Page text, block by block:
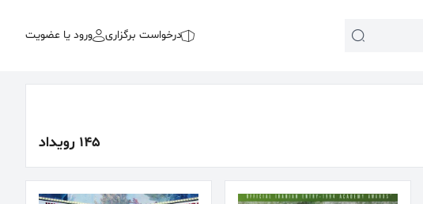
درخواست برگزاری ورود یا عضویت
145 رویداد